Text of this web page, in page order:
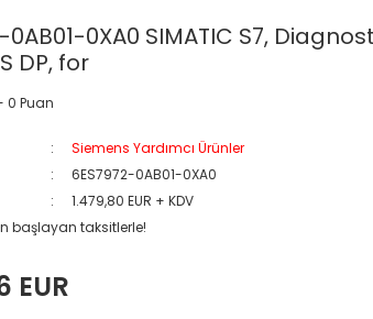
0AB01-0XA0 SIMATIC S7,
DP, for
0 Puan
Siemens Yardımcı Ürünler
6ES7972-0AB01-0XA0
1.479,80 EUR + KDV
başlayan taksitlerle!
EUR